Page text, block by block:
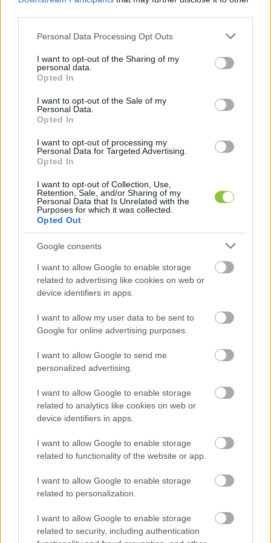
Please note that this website/app uses one or more Google
not limited to your visit or usage behaviour. You may click to
grant or deny consent to Google and its third-party tags to
use your data for below specified purposes in below Google
consent section.
Personal Data Processing Opt Outs
I want to opt-out of the Sharing of my
personal data.
Opted In
I want to opt-out of the Sale of my
Personal Data.
Opted In
I want to opt-out of processing my
Personal Data for Targeted Advertising.
Opted In
I want to opt-out of Collection, Use,
Retention, Sale, and/or Sharing of my
Personal Data that Is Unrelated with the
Purposes for which it was collected.
Opted Out
Google consents
I want to allow Google to enable storage
related to advertising like cookies on web or
device identifiers in apps.
I want to allow my user data to be sent to
Google for online advertising purposes.
I want to allow Google to send me
personalized advertising.
I want to allow Google to enable storage
related to analytics like cookies on web or
device identifiers in apps.
I want to allow Google to enable storage
related to functionality of the website or app.
I want to allow Google to enable storage
related to personalization.
I want to allow Google to enable storage
related to security, including authentication
HIRDETÉS
Fotó: Balla Szilárd/KecsUP Hírek
A PR-környezetben meglepő őszinteséggel
érdeklődtek, hogy mi fog legjobban hiányozni
neki Magyarországról. „A szívélyesség, a
családjával nagyon élvezték az itt töltött időt, és
hiányozni fognak neki, hiszen Kecskeméten 11
munkahelyén, Kínában ez az út 60-90 percig